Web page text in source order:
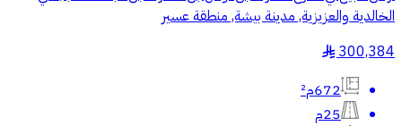
الخالدية والعزيزية, مدينة بيشة, منطقة عسير
300,384
§
672م²
25م